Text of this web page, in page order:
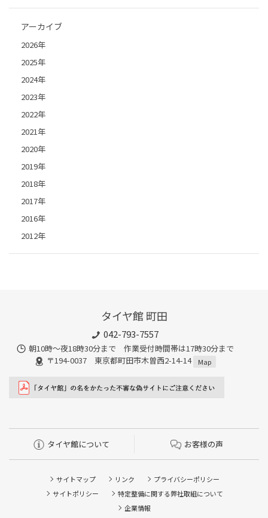
アーカイブ
2026年
2025年
2024年
2023年
2022年
2021年
2020年
2019年
2018年
2017年
2016年
2012年
タイヤ館 町田
042-793-7557
朝10時～夜18時30分まで 作業受付時間帯は17時30分まで
〒194-0037 東京都町田市木曽西2-14-14
Map
タイヤ館について お客様の声
サイトマップ リンク
プライバシーポリシー
サイトポリシー
特定整備に関する弊社取組について
企業情報